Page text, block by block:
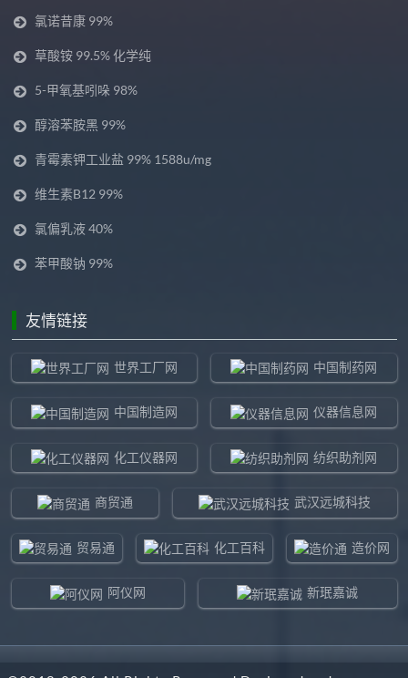
氯诺昔康 99%
草酸铵 99.5% 化学纯
5-甲氧基吲哚 98%
醇溶苯胺黑 99%
青霉素钾工业盐 99% 1588u/mg
维生素B12 99%
氯偏乳液 40%
苯甲酸钠 99%
友情链接
世界工厂网 中国制药网
中国制造网 仪器信息网
化工仪器网 纺织助剂网
商贸通 武汉远城科技
贸易通 化工百科 造价网
阿仪网 新珉嘉诚